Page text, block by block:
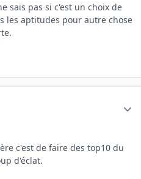
sais pas si c'est un choix de
les aptitudes pour autre chose
c'est de faire des top10 du
d'éclat.